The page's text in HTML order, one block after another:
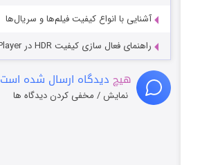
آشنایی با انواع کیفیت فیلم‌ها و سریال‌ها
راهنمای فعال سازی کیفیت HDR در PotPlayer
هیچ دیدگاه ارسال شده است
نمایش / مخفی کردن دیدگاه ها